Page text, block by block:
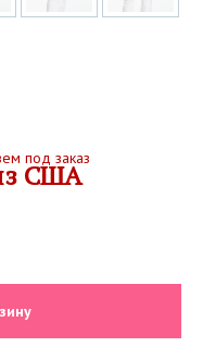
под заказ
США